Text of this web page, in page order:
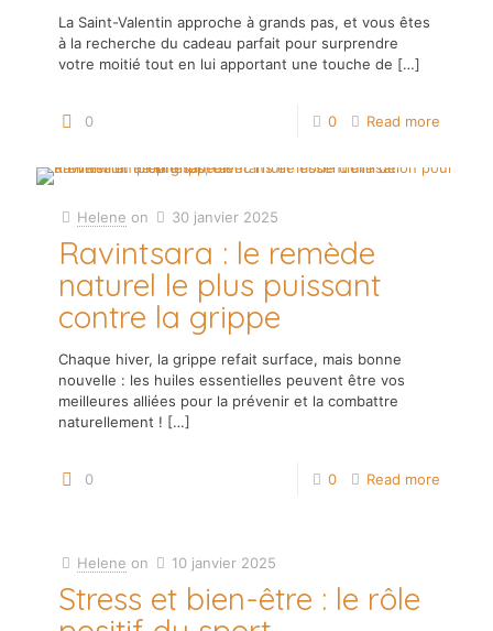
La Saint-Valentin approche à grands pas, et vous êtes
à la recherche du cadeau parfait pour surprendre
votre moitié tout en lui apportant une touche de […]
0 0 Read more
Helene on 30 janvier 2025
Ravintsara : le remède
naturel le plus puissant
contre la grippe
Chaque hiver, la grippe refait surface, mais bonne
nouvelle : les huiles essentielles peuvent être vos
meilleures alliées pour la prévenir et la combattre
naturellement ! […]
0 0 Read more
Helene on 10 janvier 2025
Stress et bien-être : le rôle